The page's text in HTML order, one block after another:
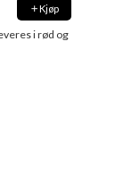
Kjøp
i rød og